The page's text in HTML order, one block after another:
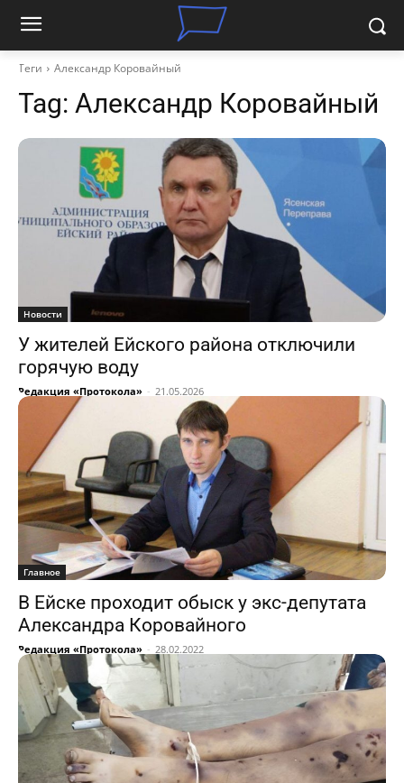
Теги Александр Коровайный
Tag: Александр Коровайный
Новости
У жителей Ейского района отключили
горячую воду
Редакция «Протокола» - 21.05.2026
Главное
В Ейске проходит обыск у экс-депутата
Александра Коровайного
Редакция «Протокола» - 28.02.2022